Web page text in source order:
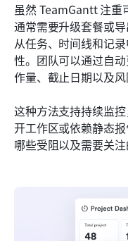
虽然 TeamGantt 注重
通常需要升级套餐或导
从任务、时间线和记
性。团队可以通过自
作量、截止日期以及风
这种方法支持持续监
开工作区或依赖静态
哪些受阻以及需要关注